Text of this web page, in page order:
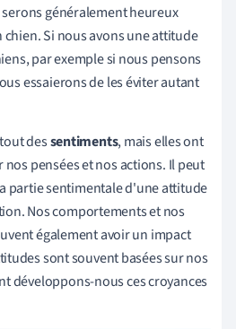
généralement heureux
Si nous avons une attitude
par exemple si nous pensons
essaierons de les éviter autant
dessentiments, mais elles ont
pensées et nos actions. Il peut
partie sentimentale d'une attitude
Nos comportements et nos
également avoir un impact
sont souvent basées sur nos
développons-nous ces croyances